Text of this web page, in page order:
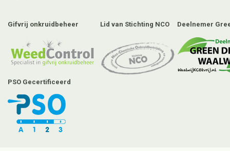
Gifvrij onkruidbeheer Lid van Stichting NCO Deelnemer
PSO Gecertificeerd